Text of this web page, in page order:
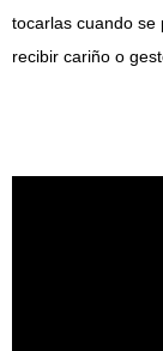
tocarlas cuando se
recibir cariño o